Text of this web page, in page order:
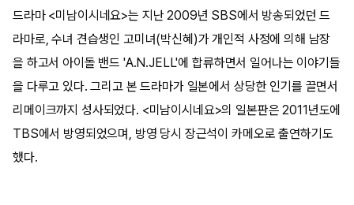
드라마 <미남이시네요>는 지난 2009년 SBS에서 방송되었던 드
라마로, 수녀 견습생인 고미녀(박신혜)가 개인적 사정에 의해 남장
을 하고서 아이돌 밴드 'A.N.JELL'에 합류하면서 일어나는 이야기들
을 다루고 있다. 그리고 본 드라마가 일본에서 상당한 인기를 끌면서
리메이크까지 성사되었다. <미남이시네요>의 일본판은 2011년도에
TBS에서 방영되었으며, 방영 당시 장근석이 카메오로 출연하기도
했다.